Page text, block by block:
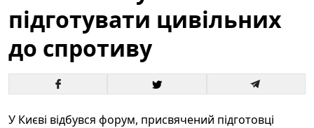
підготувати цивільних
до спротиву
У Києві відбувся форум, присвячений підготовці